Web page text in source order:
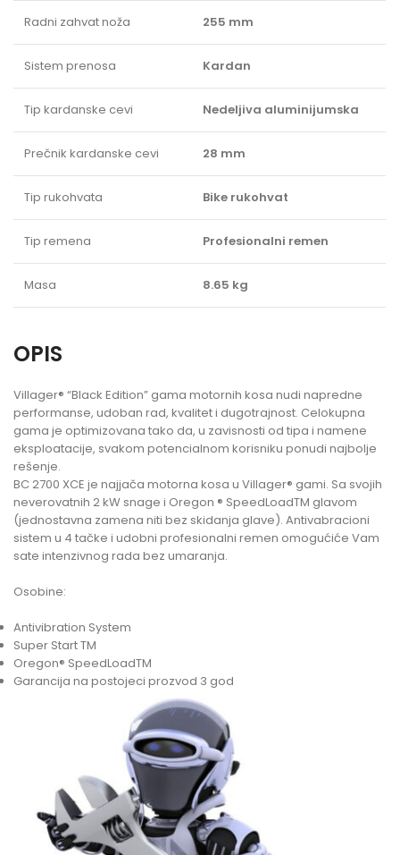
Radni zahvat noža 255 mm
Sistem prenosa Kardan
Tip kardanske cevi Nedeljiva aluminijumska
Prečnik kardanske cevi 28 mm
Tip rukohvata Bike rukohvat
Tip remena Profesionalni remen
Masa 8.65 kg
OPIS
Villager® “Black Edition” gama motornih kosa nudi napredne
performanse, udoban rad, kvalitet i dugotrajnost. Celokupna
gama je optimizovana tako da, u zavisnosti od tipa i namene
eksploatacije, svakom potencialnom korisniku ponudi najbolje
rešenje.
BC 2700 XCE je najjača motorna kosa u Villager® gami. Sa svojih
neverovatnih 2 kW snage i Oregon ® SpeedLoadTM glavom
(jednostavna zamena niti bez skidanja glave). Antivabracioni
sistem u 4 tačke i udobni profesionalni remen omogućiće Vam
sate intenzivnog rada bez umaranja.
Osobine:
Antivibration System
Super Start TM
Oregon® SpeedLoadTM
Garancija na postojeci prozvod 3 god